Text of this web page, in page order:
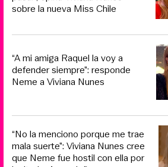
sobre la nueva Miss Chile
“A mi amiga Raquel la voy a
defender siempre”: responde
Neme a Viviana Nunes
“No la menciono porque me trae
mala suerte”: Viviana Nunes cree
que Neme fue hostil con ella por